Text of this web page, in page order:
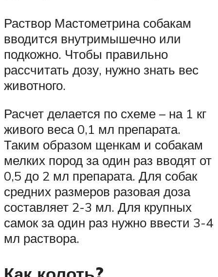
Раствор Мастометрина собакам
вводится внутримышечно или
подкожно. Чтобы правильно
рассчитать дозу, нужно знать вес
животного.
Расчет делается по схеме – на 1 кг
живого веса 0,1 мл препарата.
Таким образом щенкам и собакам
мелких пород за один раз вводят от
0,5 до 2 мл препарата. Для собак
средних размеров разовая доза
составляет 2-3 мл. Для крупных
самок за один раз нужно ввести 3-4
мл раствора.